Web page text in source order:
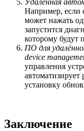
Например, если
может нажать
запустится
которому будут
ПО для
device
управления
установку
Заключение